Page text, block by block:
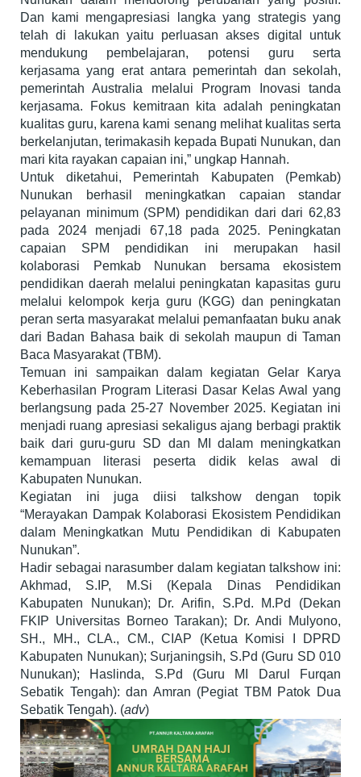
Dan kami mengapresiasi langka yang strategis yang
telah di lakukan yaitu perluasan akses digital untuk
mendukung pembelajaran, potensi guru serta
kerjasama yang erat antara pemerintah dan sekolah,
pemerintah Australia melalui Program Inovasi tanda
kerjasama. Fokus kemitraan kita adalah peningkatan
kualitas guru, karena kami senang melihat kualitas serta
berkelanjutan, terimakasih kepada Bupati Nunukan, dan
mari kita rayakan capaian ini,” ungkap Hannah.
Untuk diketahui, Pemerintah Kabupaten (Pemkab)
Nunukan berhasil meningkatkan capaian standar
pelayanan minimum (SPM) pendidikan dari dari 62,83
pada 2024 menjadi 67,18 pada 2025. Peningkatan
capaian SPM pendidikan ini merupakan hasil
kolaborasi Pemkab Nunukan bersama ekosistem
pendidikan daerah melalui peningkatan kapasitas guru
melalui kelompok kerja guru (KGG) dan peningkatan
peran serta masyarakat melalui pemanfaatan buku anak
dari Badan Bahasa baik di sekolah maupun di Taman
Baca Masyarakat (TBM).
Temuan ini sampaikan dalam kegiatan Gelar Karya
Keberhasilan Program Literasi Dasar Kelas Awal yang
berlangsung pada 25-27 November 2025. Kegiatan ini
menjadi ruang apresiasi sekaligus ajang berbagi praktik
baik dari guru-guru SD dan MI dalam meningkatkan
kemampuan literasi peserta didik kelas awal di
Kabupaten Nunukan.
Kegiatan ini juga diisi talkshow dengan topik
“Merayakan Dampak Kolaborasi Ekosistem Pendidikan
dalam Meningkatkan Mutu Pendidikan di Kabupaten
Nunukan”.
Hadir sebagai narasumber dalam kegiatan talkshow ini:
Akhmad, S.IP, M.Si (Kepala Dinas Pendidikan
Kabupaten Nunukan); Dr. Arifin, S.Pd. M.Pd (Dekan
FKIP Universitas Borneo Tarakan); Dr. Andi Mulyono,
SH., MH., CLA., CM., CIAP (Ketua Komisi I DPRD
Kabupaten Nunukan); Surjaningsih, S.Pd (Guru SD 010
Nunukan); Haslinda, S.Pd (Guru MI Darul Furqan
Sebatik Tengah): dan Amran (Pegiat TBM Patok Dua
Sebatik Tengah). (adv)